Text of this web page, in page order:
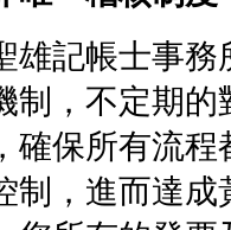
雄記帳士事務
制，不定期
確保所有流程
制，進而達成